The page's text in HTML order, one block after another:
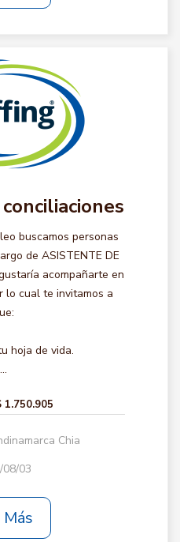
buscamos personas
de ASISTENTE DE
acompañarte en
lo cual te invitamos a
hoja de vida.
...
1.750.905
Chia
08/03